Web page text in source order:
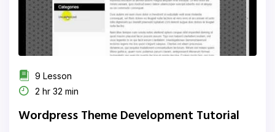
9 Lesson
2 hr 32 min
Wordpress Theme Development Tutorial